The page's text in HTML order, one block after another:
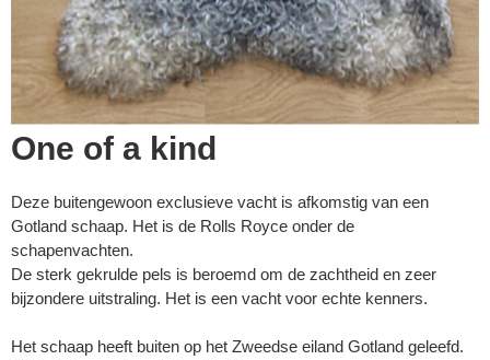
One of a kind
Deze buitengewoon exclusieve vacht is afkomstig van een
Gotland schaap. Het is de Rolls Royce onder de
schapenvachten.
De sterk gekrulde pels is beroemd om de zachtheid en zeer
bijzondere uitstraling. Het is een vacht voor echte kenners.
Het schaap heeft buiten op het Zweedse eiland Gotland geleefd.